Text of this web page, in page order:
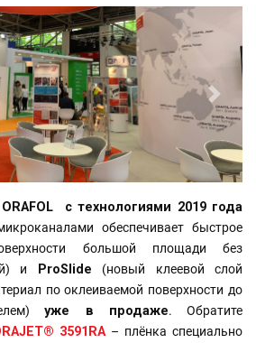
вперед
с технологиями 2019 года
обеспечивает быстрое
большой площади без
и
ProSlide (новый клеевой слой
по оклеиваемой поверхности до
уже в продаже. Обратите
3591RA– плёнка специально